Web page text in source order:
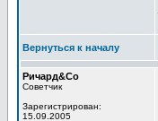
Вернуться к началу
Ричард&Со
Советчик
Зарегистрирован:
15.09.2005